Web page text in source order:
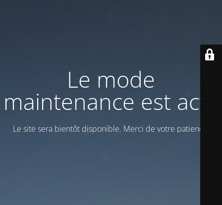
Le mode
maintenance est actif
Le site sera bientôt disponible. Merci de votre patience!